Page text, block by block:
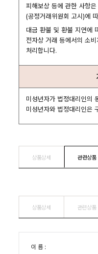
피해보상 등에 관한 사항
(공정거래위원회 고시)에
대금 환불 및 환불 지연에
전자상 거래 등에서의 소
처리합니다.
미성년자가 법정대리인의
미성년자와 법정대리인은
상품상세 관련상품
상품상세 관련상품
이 름 :